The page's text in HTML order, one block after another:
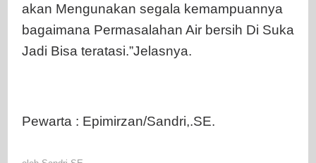
akan Mengunakan segala kemampuannya
bagaimana Permasalahan Air bersih Di Suka
Jadi Bisa teratasi.”Jelasnya.
Pewarta : Epimirzan/Sandri,.SE.